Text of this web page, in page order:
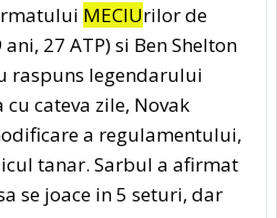
MECIUrilor de
27 ATP) si Ben Shelton
raspuns legendarului
cateva zile, Novak
a regulamentului,
tanar. Sarbul a afirmat
se joace in 5 seturi, dar